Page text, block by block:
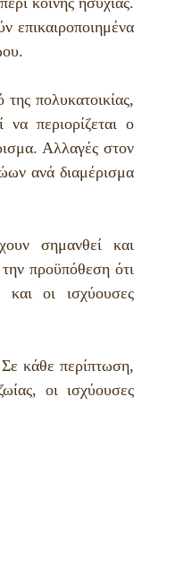
επικαιροποιημένα
πολυκατοικίας,
περιορίζεται ο
Αλλαγές στον
ανά διαμέρισμα
σημανθεί και
προϋπόθεση ότι
και οι ισχύουσες
Σε κάθε περίπτωση,
οι ισχύουσες